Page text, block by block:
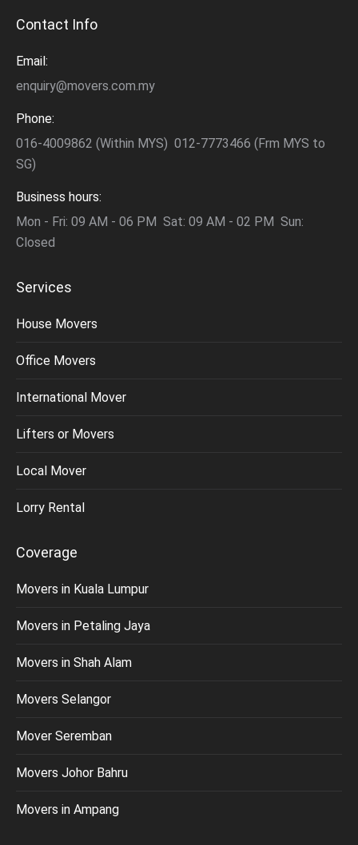
Contact Info
Email:
enquiry@movers.com.my
Phone:
016-4009862 (Within MYS) 012-7773466 (Frm MYS to
SG)
Business hours:
Mon - Fri: 09 AM - 06 PM Sat: 09 AM - 02 PM Sun:
Closed
Services
House Movers
Office Movers
International Mover
Lifters or Movers
Local Mover
Lorry Rental
Coverage
Movers in Kuala Lumpur
Movers in Petaling Jaya
Movers in Shah Alam
Movers Selangor
Mover Seremban
Movers Johor Bahru
Movers in Ampang